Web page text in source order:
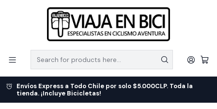
Envíos Express a Todo Chile por solo $5.000CLP. Toda la
tienda. ¡Incluye Bicicletas!